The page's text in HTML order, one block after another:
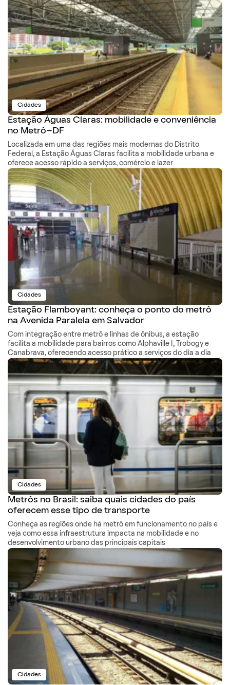
Cidades
Estação Águas Claras: mobilidade e conveniência
no Metrô-DF
Localizada em uma das regiões mais modernas do Distrito
Federal, a Estação Águas Claras facilita a mobilidade urbana e
oferece acesso rápido a serviços, comércio e lazer
Cidades
Estação Flamboyant: conheça o ponto do metrô
na Avenida Paralela em Salvador
Com integração entre metrô e linhas de ônibus, a estação
facilita a mobilidade para bairros como Alphaville I, Trobogy e
Canabrava, oferecendo acesso prático a serviços do dia a dia
Cidades
Metrôs no Brasil: saiba quais cidades do país
oferecem esse tipo de transporte
Conheça as regiões onde há metrô em funcionamento no país e
veja como essa infraestrutura impacta na mobilidade e no
desenvolvimento urbano das principais capitais
Cidades